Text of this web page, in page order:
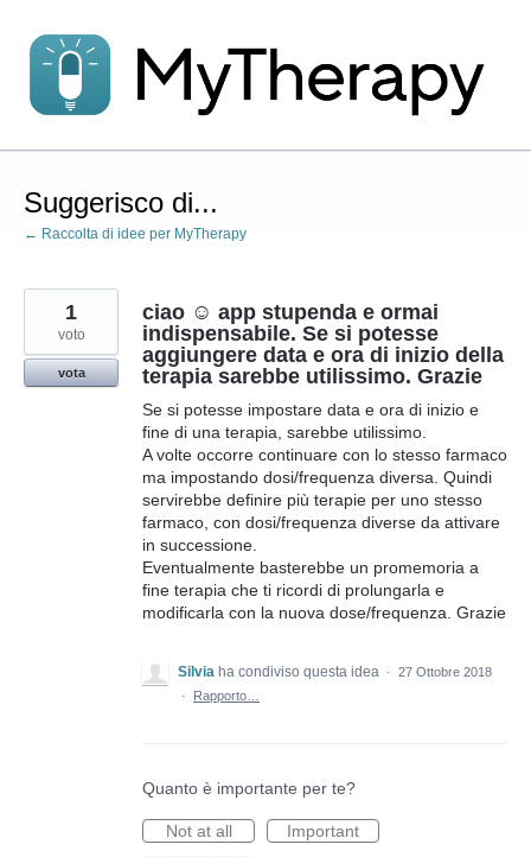
al
contenuto
Suggerisco di...
← Raccolta di idee per MyTherapy
ciao ☺️ app stupenda e ormai
indispensabile. Se si potesse
aggiungere data e ora di inizio della
terapia sarebbe utilissimo. Grazie
Se si potesse impostare data e ora di inizio e
fine di una terapia, sarebbe utilissimo.
A volte occorre continuare con lo stesso farmaco
ma impostando dosi/frequenza diversa. Quindi
servirebbe definire più terapie per uno stesso
farmaco, con dosi/frequenza diverse da attivare
in successione.
Eventualmente basterebbe un promemoria a
fine terapia che ti ricordi di prolungarla e
modificarla con la nuova dose/frequenza. Grazie
1
voto
vota
Silvia ha condiviso questa idea · 27 Ottobre 2018
·
Rapporto…
Quanto è importante per te?
Not at all
Important